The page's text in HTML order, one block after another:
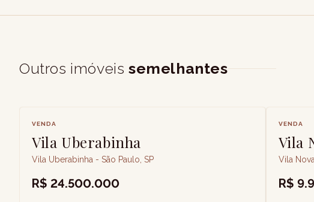
Outros imóveis semelhantes
VENDA
Vila Uberabinha
Vila Uberabinha - São Paulo, SP
R$ 24.500.000
VENDA
Vila
Vila
R$